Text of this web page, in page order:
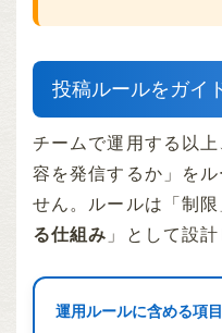
投稿ルールをガイ
チームで運用する以
容を発信するか」を
せん。ルールは「制限
る仕組み 」として設
運用ルールに含める項目